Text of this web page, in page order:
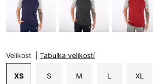
Velikost Tabulka velikostí
XS S M L XL